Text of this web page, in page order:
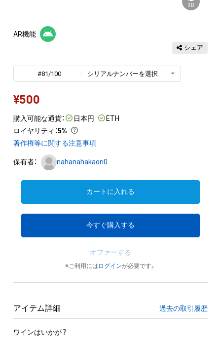
3D
AR機能
シェア
#81/100 シリアルナンバーを選択
¥500
購入可能な通貨： 日本円
ETH
ロイヤリティ ：5%
著作権等に関する注意事項
保有者： nahanahakaori0
カートに入れる
今すぐ購入する
オファーする
※ご利用には ログインが必要です。
アイテム詳細 過去の取引履歴
ワインはいかが？